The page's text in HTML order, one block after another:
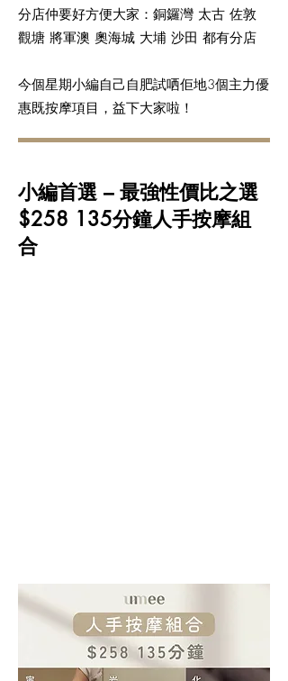
分店仲要好方便大家：銅鑼灣 太古 佐敦
觀塘 將軍澳 奧海城 大埔 沙田 都有分店
今個星期小編自己自肥試哂佢地3個主力優
惠既按摩項目，益下大家啦！
小編首選 – 最強性價比之選
$258 135分鐘人手按摩組
合